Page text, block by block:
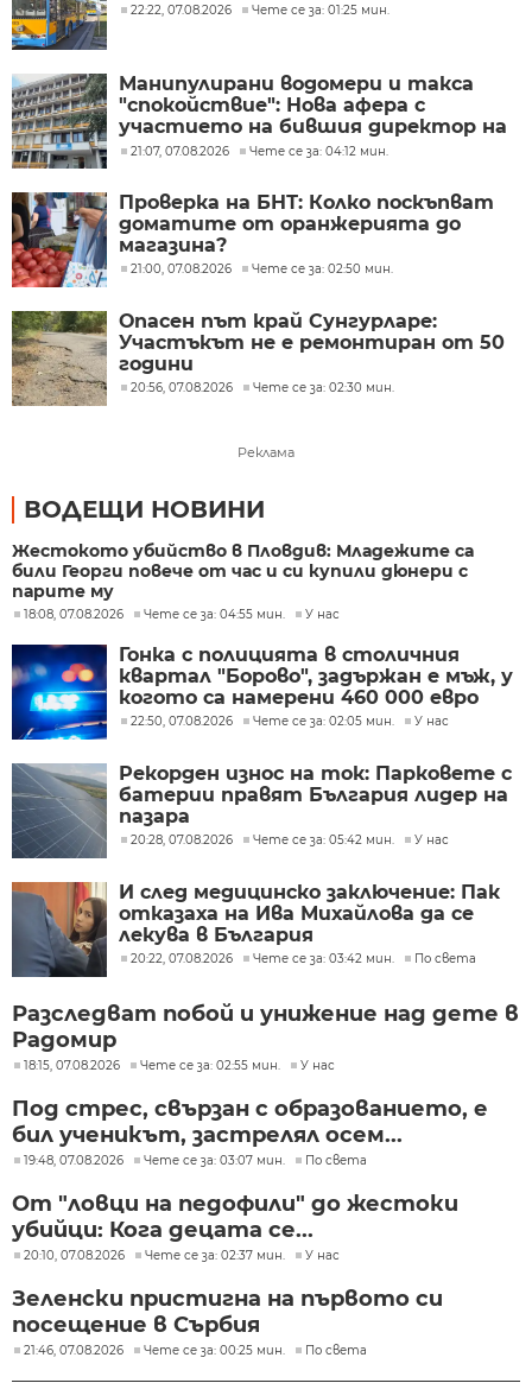
22:22, 07.08.2026 Чете се за: 01:25 мин.
Манипулирани водомери и такса
"спокойствие": Нова афера с
участието на бившия директор на
"ВиК - Бургас"
21:07, 07.08.2026 Чете се за: 04:12 мин.
Проверка на БНТ: Колко поскъпват
доматите от оранжерията до
магазина?
21:00, 07.08.2026 Чете се за: 02:50 мин.
Опасен път край Сунгурларе:
Участъкът не е ремонтиран от 50
години
20:56, 07.08.2026 Чете се за: 02:30 мин.
Реклама
ВОДЕЩИ НОВИНИ
Жестокото убийство в Пловдив: Младежите са
били Георги повече от час и си купили дюнери с
парите му
18:08, 07.08.2026 Чете се за: 04:55 мин. У нас
Гонка с полицията в столичния
квартал "Борово", задържан е мъж, у
когото са намерени 460 000 евро
22:50, 07.08.2026 Чете се за: 02:05 мин. У нас
Рекорден износ на ток: Парковете с
батерии правят България лидер на
пазара
20:28, 07.08.2026 Чете се за: 05:42 мин. У нас
И след медицинско заключение: Пак
отказаха на Ива Михайлова да се
лекува в България
20:22, 07.08.2026 Чете се за: 03:42 мин. По света
Разследват побой и унижение над дете в
Радомир
18:15, 07.08.2026 Чете се за: 02:55 мин. У нас
Под стрес, свързан с образованието, е
бил ученикът, застрелял осем...
19:48, 07.08.2026 Чете се за: 03:07 мин. По света
От "ловци на педофили" до жестоки
убийци: Кога децата се...
20:10, 07.08.2026 Чете се за: 02:37 мин. У нас
Зеленски пристигна на първото си
посещение в Сърбия
21:46, 07.08.2026 Чете се за: 00:25 мин. По света